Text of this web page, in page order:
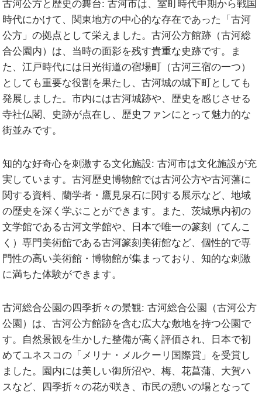
古河公方と歴史の舞台: 古河市は、室町時代中期から戦国
時代にかけて、関東地方の中心的な存在であった「古河
公方」の拠点として栄えました。古河公方館跡（古河総
合公園内）は、当時の面影を残す貴重な史跡です。ま
た、江戸時代には日光街道の宿場町（古河三宿の一つ）
としても重要な役割を果たし、古河城の城下町としても
発展しました。市内には古河城跡や、歴史を感じさせる
寺社仏閣、史跡が点在し、歴史ファンにとって魅力的な
街並みです。
知的な好奇心を刺激する文化施設: 古河市は文化施設が充
実しています。古河歴史博物館では古河公方や古河藩に
関する資料、蘭学者・鷹見泉石に関する展示など、地域
の歴史を深く学ぶことができます。また、茨城県内初の
文学館である古河文学館や、日本で唯一の篆刻（てんこ
く）専門美術館である古河篆刻美術館など、個性的で専
門性の高い美術館・博物館が集まっており、知的な刺激
に満ちた体験ができます。
古河総合公園の四季折々の景観: 古河総合公園（古河公方
公園）は、古河公方館跡を含む広大な敷地を持つ公園で
す。自然景観を生かした整備が高く評価され、日本で初
めてユネスコの「メリナ・メルクーリ国際賞」を受賞し
ました。園内には美しい御所沼や、梅、花菖蒲、大賀ハ
スなど、四季折々の花が咲き、市民の憩いの場となって